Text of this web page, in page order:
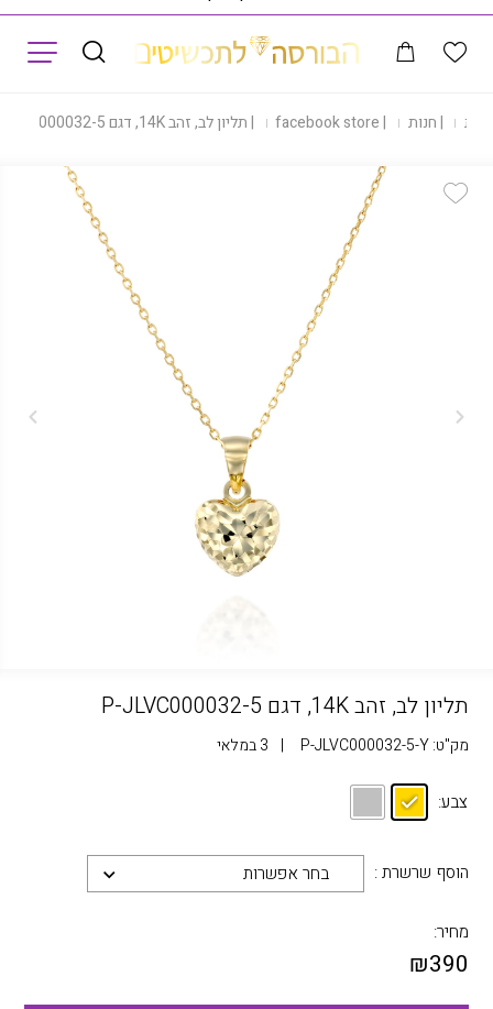
|חנות |
facebook store
|תליון לב, זהב 14K, דגם P-JLVC000032-5
Add Wishlist
תליון לב, זהב 14K, דגם P-JLVC000032-5
מק"ט:P-JLVC000032-5-Y
| 3 במלאי
צבע:
הוסף שרשרת : בחר אפשרות
מחיר:
₪390